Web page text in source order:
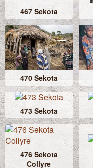
467 Sekota
470 Sekota
473 Sekota
476 Sekota
Collyre